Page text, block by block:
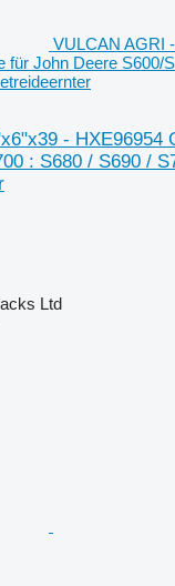
VULCAN AGRI
für John Deere S600/
- HXE96954
: S680 / S690 /
Ltd